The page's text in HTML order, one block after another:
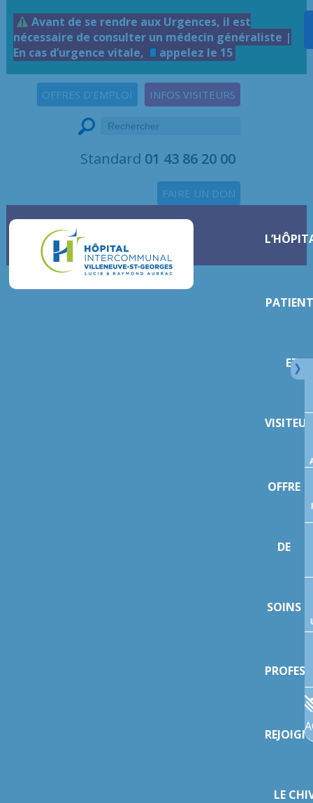
Avant de se rendre aux Urgences, il est
nécessaire de consulter un médecin généraliste |
En cas d’urgence vitale,
appelez le 15
INFOS VISITEURS
OFFRES D'EMPLOI
Standard 01 43 86 20 00
FAIRE UN DON
ET
OFFRE
DE
SOINS
LE